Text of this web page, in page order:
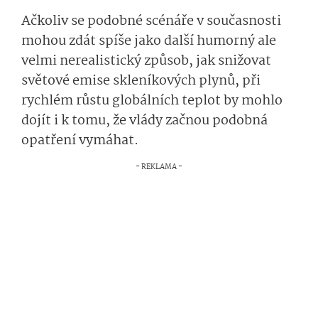
Ačkoliv se podobné scénáře v současnosti
mohou zdát spíše jako další humorný ale
velmi nerealistický způsob, jak snižovat
světové emise skleníkových plynů, při
rychlém růstu globálních teplot by mohlo
dojít i k tomu, že vlády začnou podobná
opatření vymáhat.